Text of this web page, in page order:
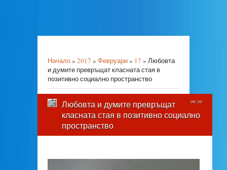
Начало» 2017 » Февруари» 17 » Любовта
и думите превръщат класната стая в
позитивно социално пространство
09:30
Любовта и думите превръщат
класната стая в позитивно социално
пространство